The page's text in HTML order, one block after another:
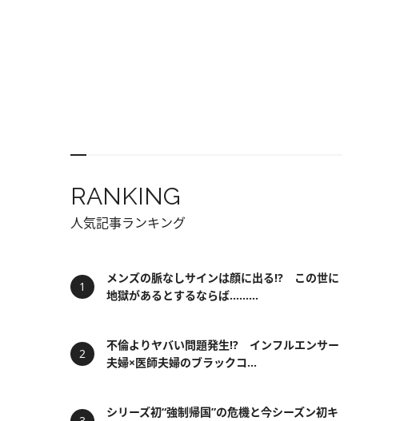
RANKING
人気記事ランキング
メンズの脈なしサインは顔に出る!? この世に
地獄があるとするならば……...
不倫よりヤバい問題発生!? インフルエンサー
夫婦×医師夫婦のブラックコ...
シリーズ初“強制帰国”の危機と今シーズン初キ